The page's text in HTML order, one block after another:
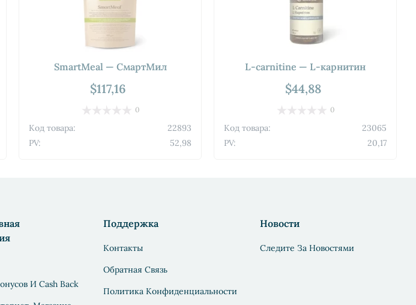
SmartMeal — СмартМил
$117,16
0
Код товара:
22893
PV:
52,98
L-carnitine — L-карнитин
$44,88
0
Код товара:
23065
PV:
20,17
И Cash Back
Поддержка
Контакты
Обратная Связь
Политика Конфиденциальности
Новости
Следите За Новостями